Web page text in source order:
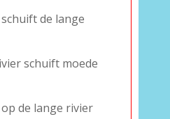
de lange
schuift moede
de lange rivier